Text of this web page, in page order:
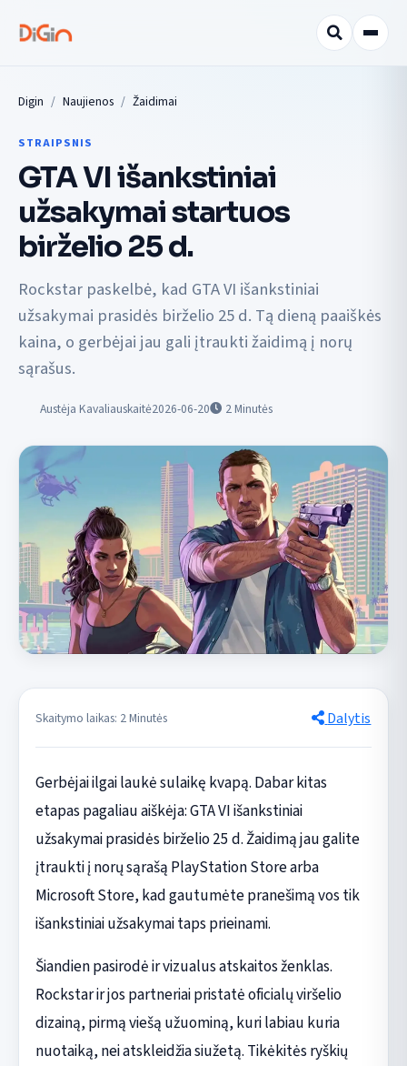
Digin Naujienos Žaidimai
STRAIPSNIS
GTA VI išankstiniai
užsakymai startuos
birželio 25 d.
Rockstar paskelbė, kad GTA VI išankstiniai
užsakymai prasidės birželio 25 d. Tą dieną paaiškės
kaina, o gerbėjai jau gali įtraukti žaidimą į norų
sąrašus.
Austėja Kavaliauskaitė2026-06-20 2Minutės
Skaitymo laikas: 2 Minutės Dalytis
Gerbėjai ilgai laukė sulaikę kvapą. Dabar kitas
etapas pagaliau aiškėja: GTA VI išankstiniai
užsakymai prasidės birželio 25 d. Žaidimą jau galite
įtraukti į norų sąrašą PlayStation Store arba
Microsoft Store, kad gautumėte pranešimą vos tik
išankstiniai užsakymai taps prieinami.
Šiandien pasirodė ir vizualus atskaitos ženklas.
Rockstar ir jos partneriai pristatė oficialų viršelio
dizainą, pirmą viešą užuominą, kuri labiau kuria
nuotaiką, nei atskleidžia siužetą. Tikėkitės ryškių